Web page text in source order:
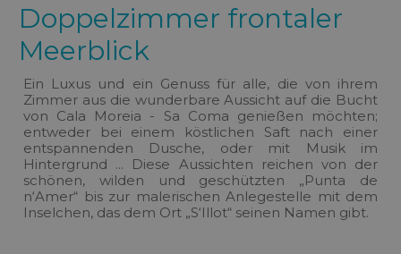
Doppelzimmer frontaler
Meerblick
Ein Luxus und ein Genuss für alle, die von ihrem
Zimmer aus die wunderbare Aussicht auf die Bucht
von Cala Moreia - Sa Coma genießen möchten;
entweder bei einem köstlichen Saft nach einer
entspannenden Dusche, oder mit Musik im
Hintergrund ... Diese Aussichten reichen von der
schönen, wilden und geschützten „Punta de
n‘Amer“ bis zur malerischen Anlegestelle mit dem
Inselchen, das dem Ort „S‘Illot“ seinen Namen gibt.